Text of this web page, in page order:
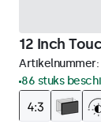
12 Inch
Artikelnummer:
86 stuks